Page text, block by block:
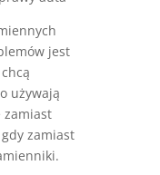
jest
używają
zamiast
zamiast